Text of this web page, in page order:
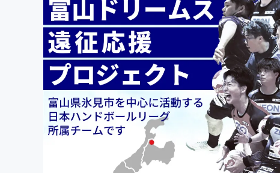
映像・映画
ビジネス・起業
まちづくり・地域活性化